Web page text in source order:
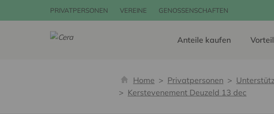
PRIVATPERSONEN VEREINE GENOSSENSCHAFTEN
Anteile kaufen
Home Privatpersonen
Kerstevenement Deuzeld 13 dec